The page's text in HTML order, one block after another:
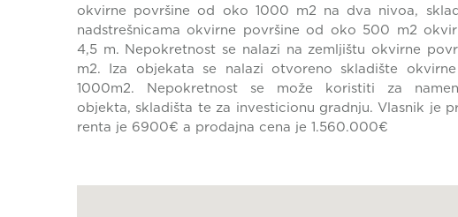
okvirne površine od oko 1000 m2 na dva nivoa,
nadstrešnicama okvirne površine od oko 500 m2
4,5 m. Nepokretnost se nalazi na zemljištu okvirne
m2. Iza objekata se nalazi otvoreno skladište
1000m2. Nepokretnost se može koristiti za
objekta, skladišta te za investicionu gradnju. Vlasnik je
renta je 6900€ a prodajna cena je 1.560.000€